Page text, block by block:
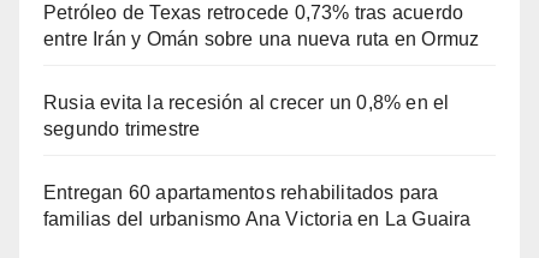
Petróleo de Texas retrocede 0,73% tras acuerdo
entre Irán y Omán sobre una nueva ruta en Ormuz
Rusia evita la recesión al crecer un 0,8% en el
segundo trimestre
Entregan 60 apartamentos rehabilitados para
familias del urbanismo Ana Victoria en La Guaira